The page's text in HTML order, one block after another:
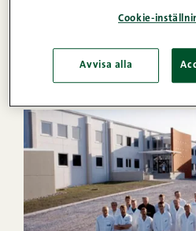
2000-talet –
Cookie-
Avvisa alla